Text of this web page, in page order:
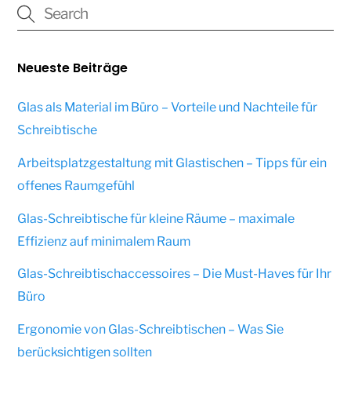
Neueste Beiträge
Glas als Material im Büro – Vorteile und Nachteile für
Schreibtische
Arbeitsplatzgestaltung mit Glastischen – Tipps für ein
offenes Raumgefühl
Glas-Schreibtische für kleine Räume – maximale
Effizienz auf minimalem Raum
Glas-Schreibtischaccessoires – Die Must-Haves für Ihr
Büro
Ergonomie von Glas-Schreibtischen – Was Sie
berücksichtigen sollten